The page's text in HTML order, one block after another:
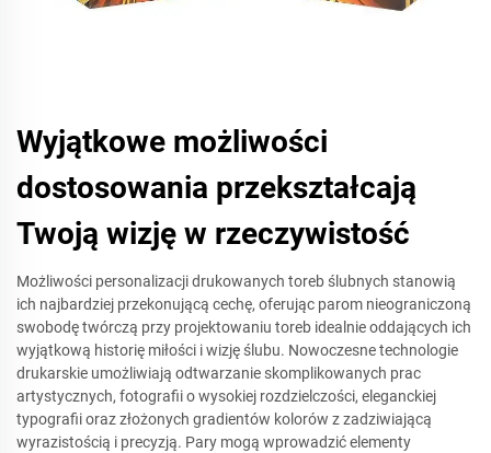
Wyjątkowe możliwości
dostosowania przekształcają
Twoją wizję w rzeczywistość
Możliwości personalizacji drukowanych toreb ślubnych stanowią
ich najbardziej przekonującą cechę, oferując parom nieograniczoną
swobodę twórczą przy projektowaniu toreb idealnie oddających ich
wyjątkową historię miłości i wizję ślubu. Nowoczesne technologie
drukarskie umożliwiają odtwarzanie skomplikowanych prac
artystycznych, fotografii o wysokiej rozdzielczości, eleganckiej
typografii oraz złożonych gradientów kolorów z zadziwiającą
wyrazistością i precyzją. Pary mogą wprowadzić elementy